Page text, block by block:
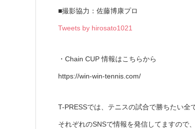
■撮影協力：佐藤博康プロ
Tweets by hirosato1021
・Chain CUP 情報はこちらから
https://win-win-tennis.com/
T-PRESSでは、テニスの試合で勝ちたい全
それぞれのSNSで情報を発信してますので